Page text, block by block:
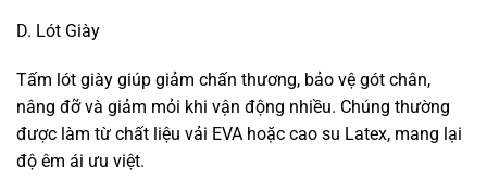
D. Lót Giày
Tấm lót giày giúp giảm chấn thương, bảo vệ gót chân,
nâng đỡ và giảm mỏi khi vận động nhiều. Chúng thường
được làm từ chất liệu vải EVA hoặc cao su Latex, mang lại
độ êm ái ưu việt.